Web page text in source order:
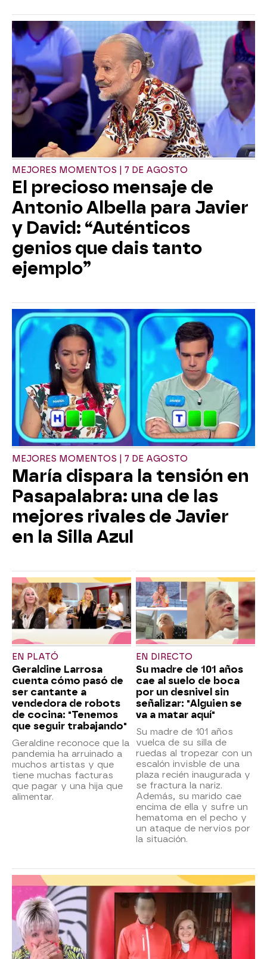
MEJORES MOMENTOS | 7 DE AGOSTO
El precioso mensaje de
Antonio Albella para Javier
y David: “Auténticos
genios que dais tanto
ejemplo”
MEJORES MOMENTOS | 7 DE AGOSTO
María dispara la tensión en
Pasapalabra: una de las
mejores rivales de Javier
en la Silla Azul
EN PLATÓ
Geraldine Larrosa
cuenta cómo pasó de
ser cantante a
vendedora de robots
de cocina: "Tenemos
que seguir trabajando"
Geraldine reconoce que la
pandemia ha arruinado a
muchos artistas y que
tiene muchas facturas
que pagar y una hija que
alimentar.
EN DIRECTO
Su madre de 101 años
cae al suelo de boca
por un desnivel sin
señalizar: "Alguien se
va a matar aquí"
Su madre de 101 años
vuelca de su silla de
ruedas al tropezar con un
escalón invisble de una
plaza recién inaugurada y
se fractura la nariz.
Además, su marido cae
encima de ella y sufre un
hematoma en el pecho y
un ataque de nervios por
la situación.